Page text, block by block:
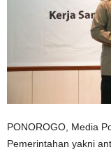
PONOROGO, Media
Pemerintahan yakni